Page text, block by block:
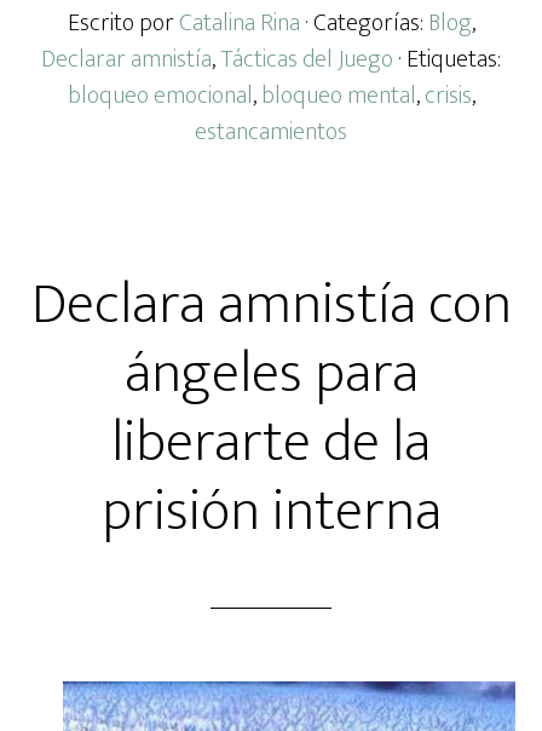
Escrito porCatalina Rina· Categorías: Blog,
Declarar amnistía,Tácticas del Juego· Etiquetas:
bloqueo emocional,bloqueo mental,crisis,
estancamientos
Declara amnistía con
ángeles para
liberarte de la
prisión interna